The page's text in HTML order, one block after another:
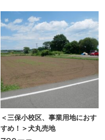
＜三保小校区、事業用地におす
すめ！＞犬丸売地